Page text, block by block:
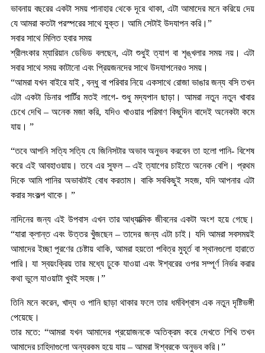
ভাবনায় বছরের একটা সময় পানাহার থেকে দূরে থাকা, এটা আমাদের মনে করিয়ে দেয়
যে আমরা কতটা পরস্পরের সাথে যুক্ত। আমি সেটাই উদযাপন করি।”
সবার সাথে মিলিত হবার সময়
শ্রীলংকার ম্যারিয়ান ডেভিড বলছেন, এটা শুধুই ত্যাগ বা শৃঙ্খলার সময় নয়। এটা
সবার সাথে সময় কাটানো এবং প্রিয়জনদের সাথে উদযাপনেরও সময়।
“আমরা যখন বাইরে যাই , বন্ধু বা পরিবার নিয়ে একসাথে রোজা ভাঙার জন্য বসি তখন
এটা একটা ডিনার পার্টির মতই লাগে- শুধু মদ্যপান ছাড়া। আমরা নতুন নতুন খাবার
চেখে দেখি – অনেক মজা করি, যদিও খাওয়ার পরিমাণ কিছুদিন বাদেই অনেকটা কমে
যায়। ”
“তবে আপনি সত্যি সত্যি যে জিনিসটার অভাব অনুভব করবেন তা হলো পানি- বিশেষ
করে এই আবহাওয়ায়। তবে এর সুফল – এই ত্যাগের চাইতে অনেক বেশি। প্রথম
দিকে আমি পানির অভাবটাই বোধ করতাম। বাকি সবকিছুই সহজ, যদি আপনার এটা
করার সংকল্প থাকে। ”
নাদিনের জন্য এই উপবাস এখন তার আধ্যাত্মিক জীবনের একটা অংশ হয়ে গেছে।
“যারা ক্লান্ত এবং উত্তর খুঁজছেন – তাদের জন্য এটা চাই। যদি আমরা সবসময়ই
আমাদের ইচ্ছা পূরণের চেষ্টায় থাকি, আমরা হয়তো পবিত্র মুহূর্ত বা স্থানগুলো হারাতে
পারি। যা স্বয়ংক্রিয় তার মধ্যে ঢুকে যাওয়া এবং ঈশ্বরের ওপর সম্পূর্ণ নির্ভর করার
কথা ভুলে যাওয়াটা খুবই সহজ।”
তিনি মনে করেন, খাদ্য ও পানি ছাড়া থাকার ফলে তার ধর্মবিশ্বাস এক নতুন দৃষ্টিভঙ্গী
পেয়েছে।
তার মতে: “আমরা যখন আমাদের প্রয়োজনকে অতিক্রম করে দেখতে শিখি তখন
আমাদের চাহিদাগুলো অন্যরকম হয়ে যায় – আমরা ঈশ্বরকে অনুভব করি।”